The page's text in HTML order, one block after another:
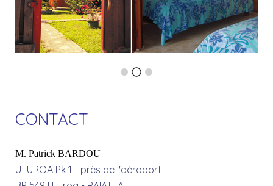
CONTACT
M. Patrick BARDOU
UTUROA Pk 1 - près de l'aéroport